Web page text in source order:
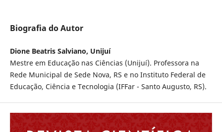
Biografia do Autor
Dione Beatris Salviano, Unijuí
Mestre em Educação nas Ciências (Unijuí). Professora na
Rede Municipal de Sede Nova, RS e no Instituto Federal de
Educação, Ciência e Tecnologia (IFFar - Santo Augusto, RS).